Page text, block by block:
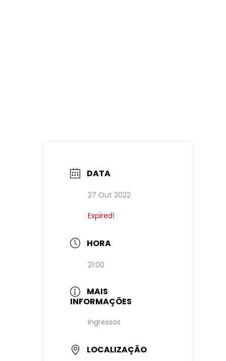
DATA
27 Out 2022
Expired!
HORA
21:00
MAIS
INFORMAÇÕES
Ingressos
LOCALIZAÇÃO